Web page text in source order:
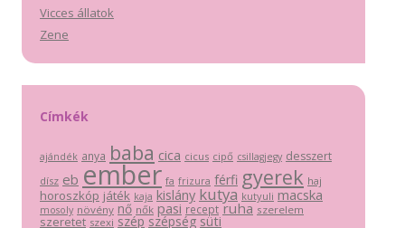
Vicces állatok
Zene
Címkék
ajándék anya baba cica cicus cipő csillagjegy desszert
dísz eb ember fa frizura férfi gyerek haj
horoszkóp játék kaja kislány kutya kutyuli macska
mosoly növény nő nők pasi recept ruha szerelem
szeretet szexi szép szépség süti